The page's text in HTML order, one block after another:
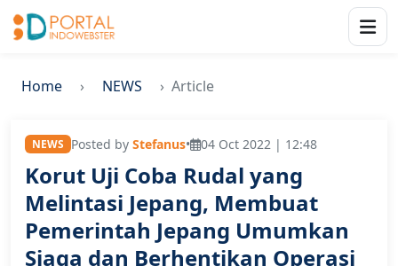
Home NEWS Article
NEWS Posted by Stefanus• 04 Oct 2022 | 12:48
Korut Uji Coba Rudal yang
Melintasi Jepang, Membuat
Pemerintah Jepang Umumkan
Siaga dan Berhentikan Operasi